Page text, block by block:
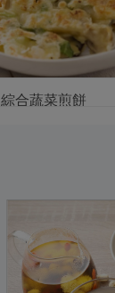
綜合蔬菜煎餅